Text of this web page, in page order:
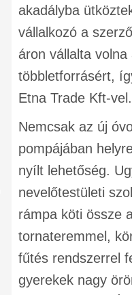
akadályba
vállalkozó a
áron vállalta
többletforrásért,
Etna Trade Kft-vel.
Nemcsak az új
pompájában
nyílt lehetőség.
nevelőtestületi
rámpa köti össze
tornateremmel,
fűtés rendszerrel
gyerekek nagy